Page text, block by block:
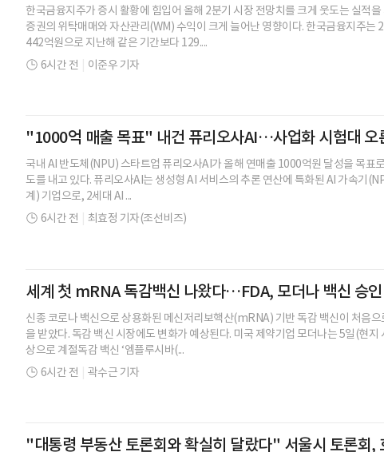
한국금융지주가 증시 활황에 힘입어 올해 2분기 시장 전망치를 크게 웃도는 실적
증권의 위탁매매와 자산관리(WM) 수익이 크게 늘어난 영향이다. 한국금융지주는
442억원으로 지난해 같은 기간보다 129....
6시간 전
이준우 기자
"1000억 매출 목표" 내건 퓨리오사AI…사업화 시험대 오
국내 AI 반도체(NPU) 스타트업 퓨리오사AI가 올해 연매출 1000억원 달성을 목표
도를 내고 있다. 퓨리오사AI는 생성형 AI 서비스의 추론 연산에 특화된 AI 가속기
계) 기업으로, 2세대 AI ...
6시간 전
최효정 기자(조선비즈)
세계 첫 mRNA 독감백신 나왔다…FDA, 모더나 백신 승인
신종 코로나 백신으로 상용화된 메신저리보핵산(mRNA) 기반 독감 백신이 처음
을 받았다. 독감 백신 시장에도 변화가 예상된다. 미국 제약기업 모더나는 5일(현지
상으로 계절독감 백신 ‘엠플루시바(...
6시간 전
곽수근 기자
"대통령 부동산 토론회와 확실히 달랐다" 서울시 토론회,